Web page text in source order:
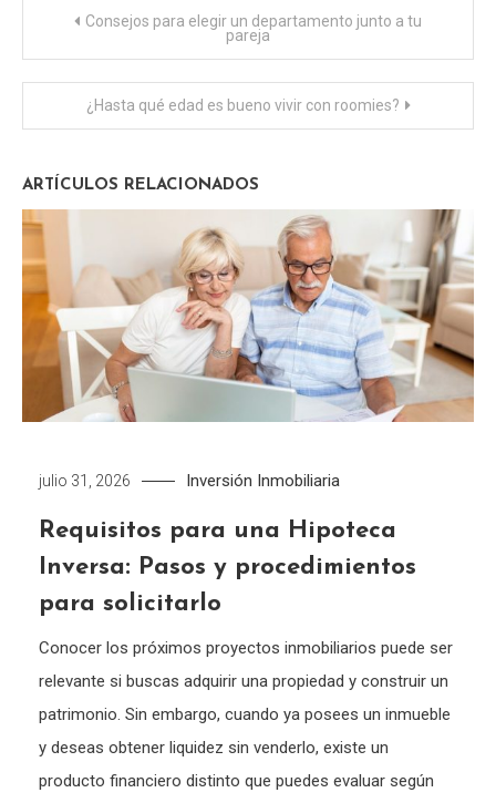
Navegación
de
entradas
Consejos para elegir un departamento junto a tu
pareja
¿Hasta qué edad es bueno vivir con roomies?
ARTÍCULOS RELACIONADOS
julio 31, 2026 Inversión Inmobiliaria
Requisitos para una Hipoteca
Inversa: Pasos y procedimientos
para solicitarlo
Conocer los próximos proyectos inmobiliarios puede ser
relevante si buscas adquirir una propiedad y construir un
patrimonio. Sin embargo, cuando ya posees un inmueble
y deseas obtener liquidez sin venderlo, existe un
producto financiero distinto que puedes evaluar según